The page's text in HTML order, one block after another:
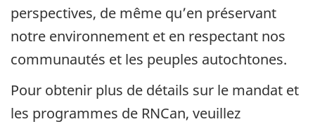
perspectives, de même qu’en préservant
notre environnement et en respectant nos
communautés et les peuples autochtones.
Pour obtenir plus de détails sur le mandat et
les programmes de RNCan, veuillez